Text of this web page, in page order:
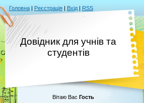
Головна | Реєстрація | Вхід | RSS
Довідник для учнів та
студентів
Вітаю Вас Гость